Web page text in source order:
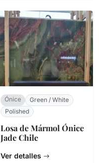
Ónice
Green / White
Polished
Losa de Mármol Ónice
Jade Chile
Ver detalles